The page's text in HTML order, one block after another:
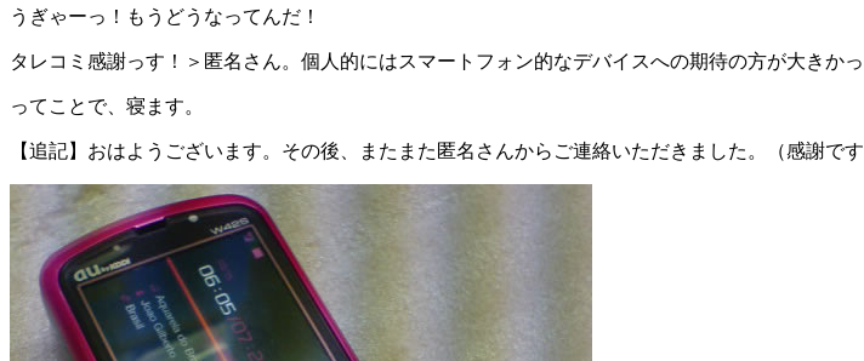
うぎゃーっ！もうどうなってんだ！
タレコミ感謝っす！＞匿名さん。個人的にはスマートフォン的なデバイスへの期待の方が大きか
ってことで、寝ます。
【追記】おはようございます。その後、またまた匿名さんからご連絡いただきました。（感謝です